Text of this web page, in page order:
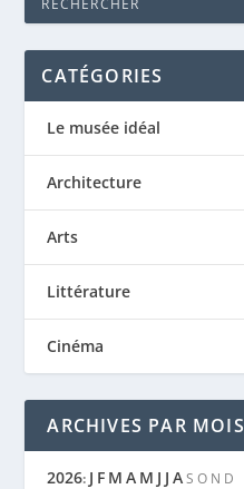
CATÉGORIES
Le musée idéal
Architecture
Arts
Littérature
Cinéma
ARCHIVES PAR MOIS
2026: J F M A M J J A S O N D